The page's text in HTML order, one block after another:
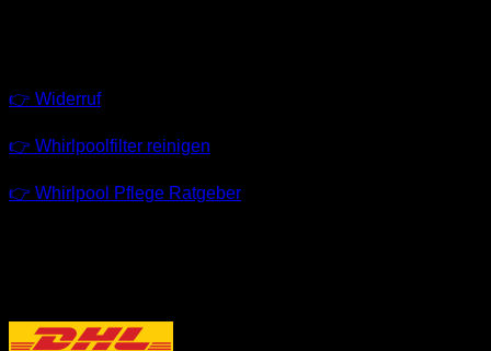
👉 Widerruf
👉 Whirlpoolfilter reinigen
👉 Whirlpool Pflege Ratgeber